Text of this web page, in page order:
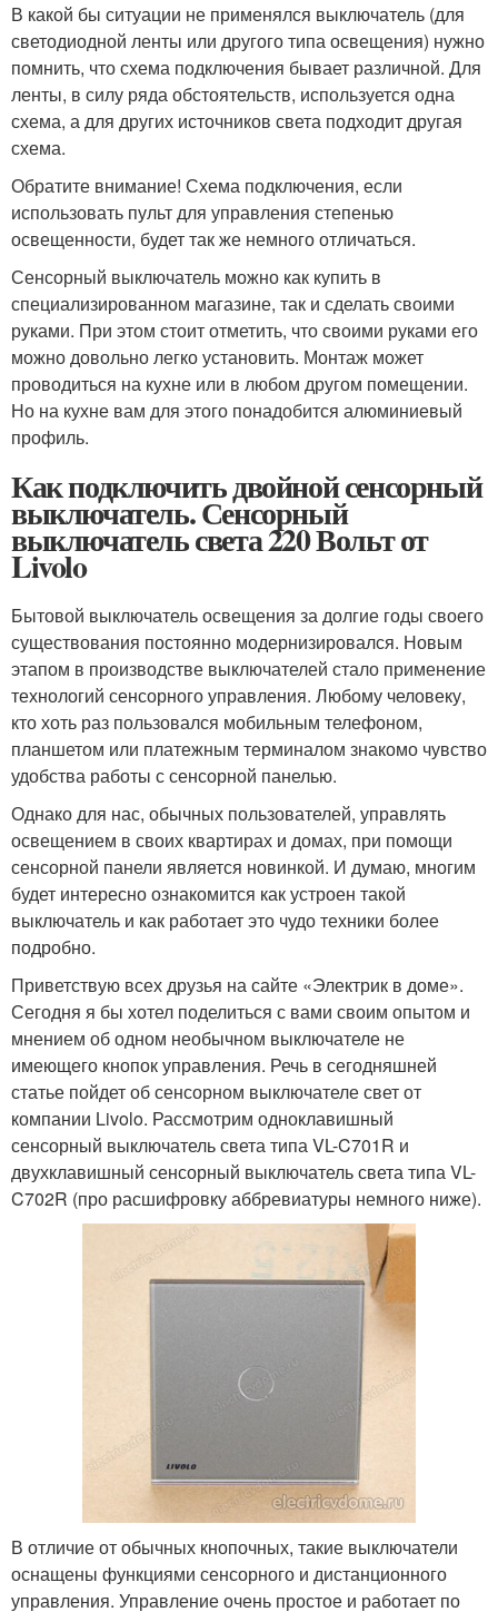
В какой бы ситуации не применялся выключатель (для
светодиодной ленты или другого типа освещения) нужно
помнить, что схема подключения бывает различной. Для
ленты, в силу ряда обстоятельств, используется одна
схема, а для других источников света подходит другая
схема.
Обратите внимание! Схема подключения, если
использовать пульт для управления степенью
освещенности, будет так же немного отличаться.
Сенсорный выключатель можно как купить в
специализированном магазине, так и сделать своими
руками. При этом стоит отметить, что своими руками его
можно довольно легко установить. Монтаж может
проводиться на кухне или в любом другом помещении.
Но на кухне вам для этого понадобится алюминиевый
профиль.
Как подключить двойной сенсорный
выключатель. Сенсорный
выключатель света 220 Вольт от
Livolo
Бытовой выключатель освещения за долгие годы своего
существования постоянно модернизировался. Новым
этапом в производстве выключателей стало применение
технологий сенсорного управления. Любому человеку,
кто хоть раз пользовался мобильным телефоном,
планшетом или платежным терминалом знакомо чувство
удобства работы с сенсорной панелью.
Однако для нас, обычных пользователей, управлять
освещением в своих квартирах и домах, при помощи
сенсорной панели является новинкой. И думаю, многим
будет интересно ознакомится как устроен такой
выключатель и как работает это чудо техники более
подробно.
Приветствую всех друзья на сайте «Электрик в доме».
Сегодня я бы хотел поделиться с вами своим опытом и
мнением об одном необычном выключателе не
имеющего кнопок управления. Речь в сегодняшней
статье пойдет об сенсорном выключателе свет от
компании Livolo. Рассмотрим одноклавишный
сенсорный выключатель света типа VL-C701R и
двухклавишный сенсорный выключатель света типа VL-
C702R (про расшифровку аббревиатуры немного ниже).
В отличие от обычных кнопочных, такие выключатели
оснащены функциями сенсорного и дистанционного
управления. Управление очень простое и работает по